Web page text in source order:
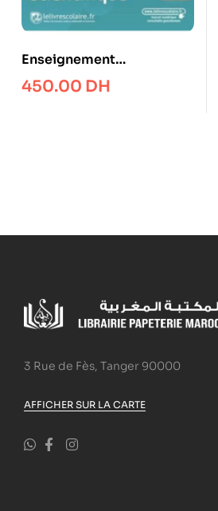
Enseignement
scientifique 1re
450.00 DH
3 Rue de Fès, Tanger 90000
AFFICHER SUR LA CARTE